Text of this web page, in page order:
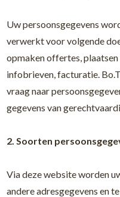
Uw persoonsgegevens
verwerkt voor volgende
opmaken offertes,
infobrieven, facturatie.
vraag naar
gegevens van
2. Soorten
Via deze website worden
andere adresgegevens en